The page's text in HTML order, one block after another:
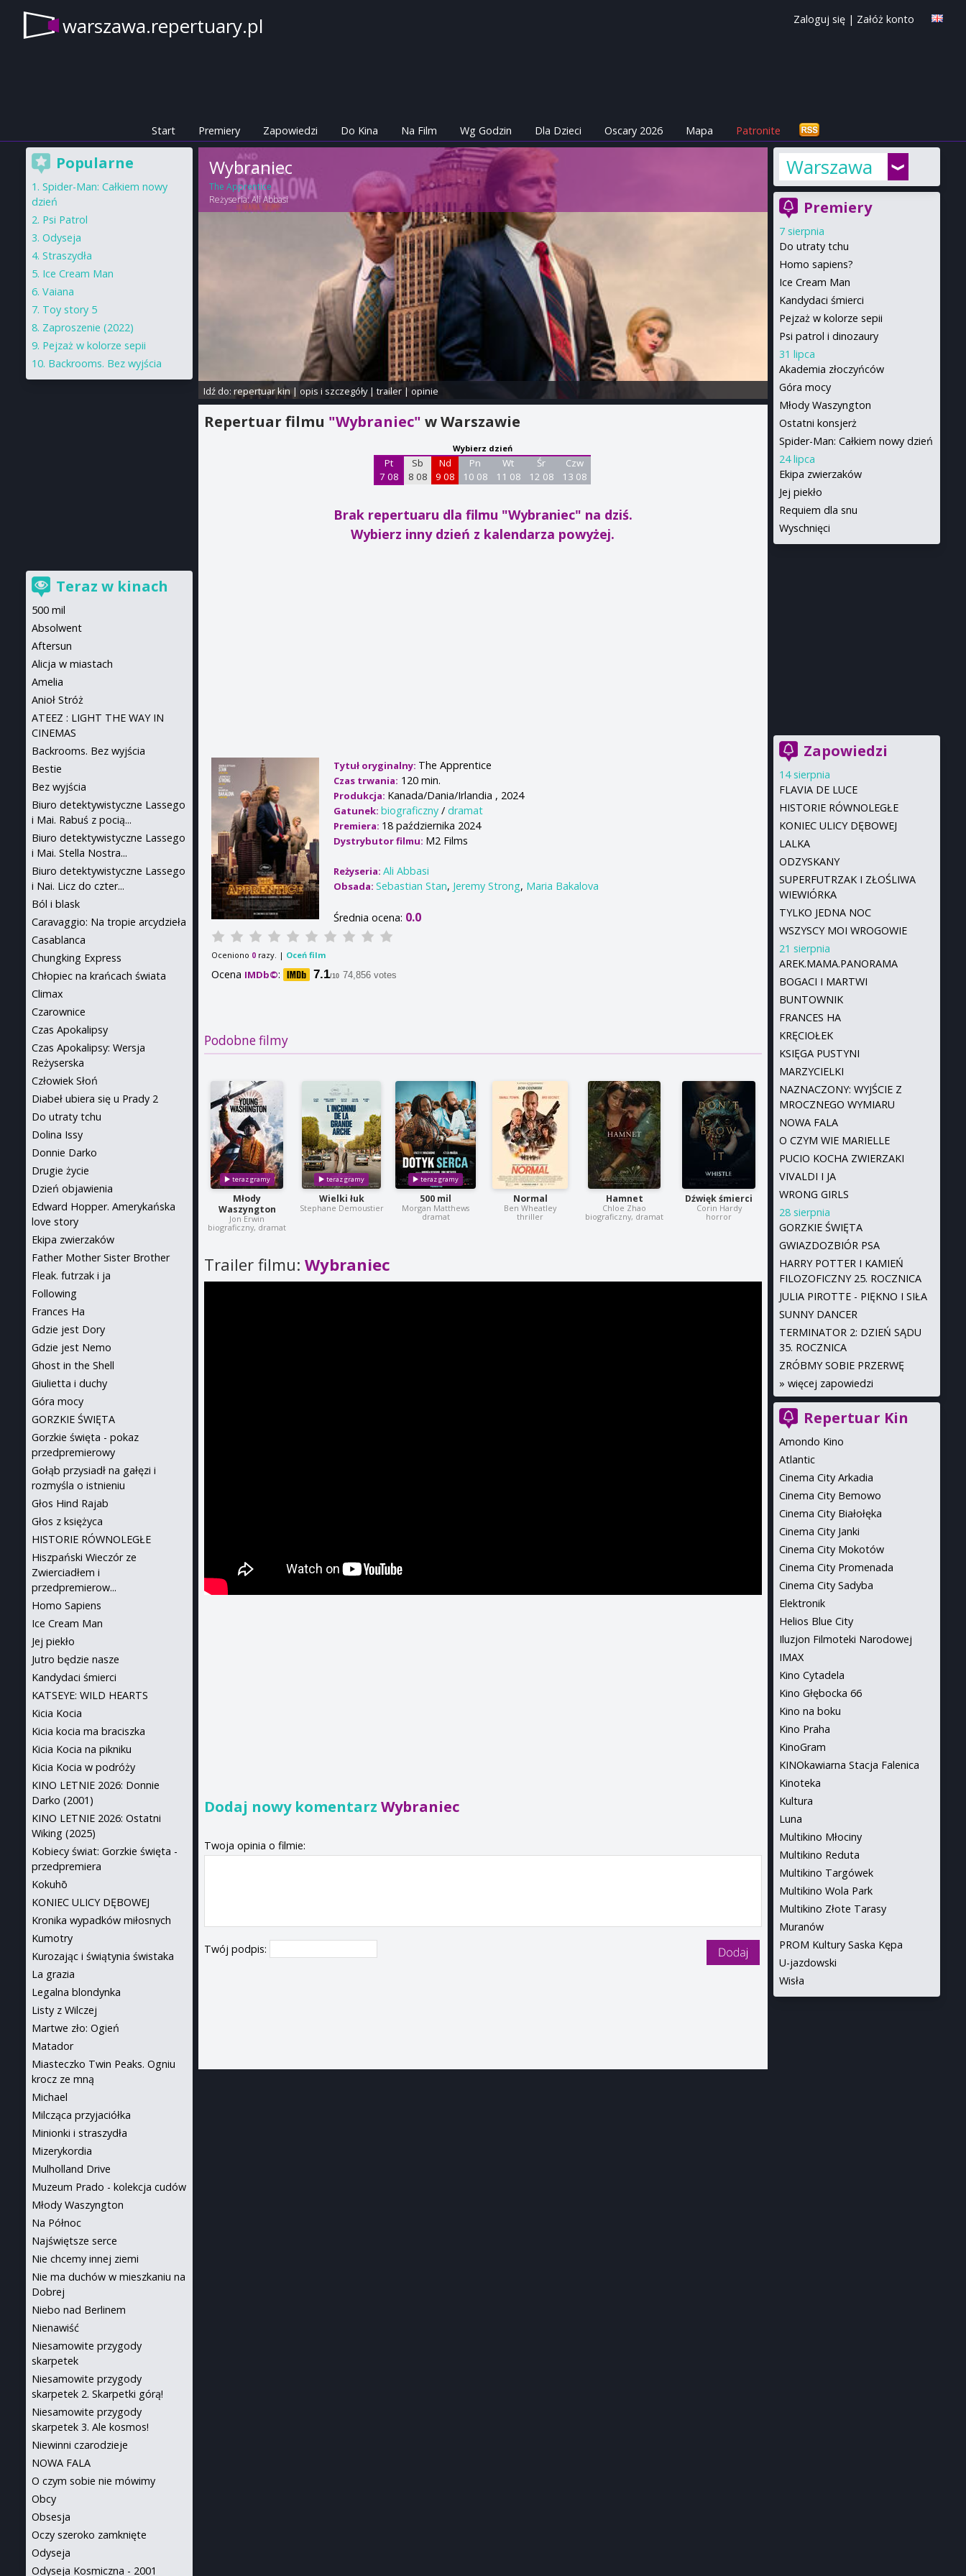
warszawa.repertuary.pl Zaloguj się | Załóż konto
Start Premiery Zapowiedzi Do Kina Na Film Wg Godzin Dla Dzieci Oscary 2026 Mapa Patronite
Wybraniec
The Apprentice
Reżyseria:Ali Abbasi
Idź do: repertuar kin | opis i szczegóły| trailer| opinie
Repertuar filmu "Wybraniec"w Warszawie
Wybierz dzień
Pt
7 08
Sb
8 08
Nd
9 08
Pn
10 08
Wt
11 08
Śr
12 08
Czw
13 08
Brak repertuaru dla filmu "Wybraniec" na dziś.
Wybierz inny dzień z kalendarza powyżej.
Tytuł oryginalny: The Apprentice
Czas trwania: 120 min.
Produkcja: Kanada/Dania/Irlandia , 2024
Gatunek:biograficzny /dramat
Premiera: 18 października 2024
Dystrybutor filmu: M2 Films
Reżyseria:Ali Abbasi
Obsada:Sebastian Stan, Jeremy Strong, Maria Bakalova
Średnia ocena: 0.0
Oceniono 0 razy. | Oceń film
Ocena IMDb©: 7.1/10 74,856 votes
Podobne filmy
Młody
Waszyngton
Jon Erwin
biograficzny, dramat
Wielki łuk
Stephane Demoustier
500 mil
Morgan Matthews
dramat
Normal
Ben Wheatley
thriller
Hamnet
Chloe Zhao
biograficzny, dramat
Dźwięk śmierci
Corin Hardy
horror
Trailer filmu:Wybraniec
Dodaj nowy komentarzWybraniec
Twoja opinia o filmie:
Twój podpis:
Warszawa
Premiery
7 sierpnia
Do utraty tchu
Homo sapiens?
Ice Cream Man
Kandydaci śmierci
Pejzaż w kolorze sepii
Psi patrol i dinozaury
31 lipca
Akademia złoczyńców
Góra mocy
Młody Waszyngton
Ostatni konsjerż
Spider-Man: Całkiem nowy dzień
24 lipca
Ekipa zwierzaków
Jej piekło
Requiem dla snu
Wyschnięci
Zapowiedzi
14 sierpnia
FLAVIA DE LUCE
HISTORIE RÓWNOLEGŁE
KONIEC ULICY DĘBOWEJ
LALKA
ODZYSKANY
SUPERFUTRZAK I ZŁOŚLIWA
WIEWIÓRKA
TYLKO JEDNA NOC
WSZYSCY MOI WROGOWIE
21 sierpnia
AREK.MAMA.PANORAMA
BOGACI I MARTWI
BUNTOWNIK
FRANCES HA
KRĘCIOŁEK
KSIĘGA PUSTYNI
MARZYCIELKI
NAZNACZONY: WYJŚCIE Z
MROCZNEGO WYMIARU
NOWA FALA
O CZYM WIE MARIELLE
PUCIO KOCHA ZWIERZAKI
VIVALDI I JA
WRONG GIRLS
28 sierpnia
GORZKIE ŚWIĘTA
GWIAZDOZBIÓR PSA
HARRY POTTER I KAMIEŃ
FILOZOFICZNY 25. ROCZNICA
JULIA PIROTTE - PIĘKNO I SIŁA
SUNNY DANCER
TERMINATOR 2: DZIEŃ SĄDU
35. ROCZNICA
ZRÓBMY SOBIE PRZERWĘ
» więcej zapowiedzi
Repertuar Kin
Amondo Kino
Atlantic
Cinema City Arkadia
Cinema City Bemowo
Cinema City Białołęka
Cinema City Janki
Cinema City Mokotów
Cinema City Promenada
Cinema City Sadyba
Elektronik
Helios Blue City
Iluzjon Filmoteki Narodowej
IMAX
Kino Cytadela
Kino Głębocka 66
Kino na boku
Kino Praha
KinoGram
KINOkawiarna Stacja Falenica
Kinoteka
Kultura
Luna
Multikino Młociny
Multikino Reduta
Multikino Targówek
Multikino Wola Park
Multikino Złote Tarasy
Muranów
PROM Kultury Saska Kępa
U-jazdowski
Wisła
Popularne
Spider-Man: Całkiem nowy
dzień
Psi Patrol
Odyseja
Straszydła
Ice Cream Man
Vaiana
Toy story 5
Zaproszenie (2022)
Pejzaż w kolorze sepii
Backrooms. Bez wyjścia
Teraz w kinach
500 mil
Absolwent
Aftersun
Alicja w miastach
Amelia
Anioł Stróż
ATEEZ : LIGHT THE WAY IN
CINEMAS
Backrooms. Bez wyjścia
Bestie
Bez wyjścia
Biuro detektywistyczne Lassego
i Mai. Rabuś z pocią...
Biuro detektywistyczne Lassego
i Mai. Stella Nostra...
Biuro detektywistyczne Lassego
i Nai. Licz do czter...
Ból i blask
Caravaggio: Na tropie arcydzieła
Casablanca
Chungking Express
Chłopiec na krańcach świata
Climax
Czarownice
Czas Apokalipsy
Czas Apokalipsy: Wersja
Reżyserska
Człowiek Słoń
Diabeł ubiera się u Prady 2
Do utraty tchu
Dolina Issy
Donnie Darko
Drugie życie
Dzień objawienia
Edward Hopper. Amerykańska
love story
Ekipa zwierzaków
Father Mother Sister Brother
Fleak. futrzak i ja
Following
Frances Ha
Gdzie jest Dory
Gdzie jest Nemo
Ghost in the Shell
Giulietta i duchy
Góra mocy
GORZKIE ŚWIĘTA
Gorzkie święta - pokaz
przedpremierowy
Gołąb przysiadł na gałęzi i
rozmyśla o istnieniu
Głos Hind Rajab
Głos z księżyca
HISTORIE RÓWNOLEGŁE
Hiszpański Wieczór ze
Zwierciadłem i
przedpremierow...
Homo Sapiens
Ice Cream Man
Jej piekło
Jutro będzie nasze
Kandydaci śmierci
KATSEYE: WILD HEARTS
Kicia Kocia
Kicia kocia ma braciszka
Kicia Kocia na pikniku
Kicia Kocia w podróży
KINO LETNIE 2026: Donnie
Darko (2001)
KINO LETNIE 2026: Ostatni
Wiking (2025)
Kobiecy świat: Gorzkie święta -
przedpremiera
Kokuhō
KONIEC ULICY DĘBOWEJ
Kronika wypadków miłosnych
Kumotry
Kurozając i świątynia świstaka
La grazia
Legalna blondynka
Listy z Wilczej
Martwe zło: Ogień
Matador
Miasteczko Twin Peaks. Ogniu
krocz ze mną
Michael
Milcząca przyjaciółka
Minionki i straszydła
Mizerykordia
Mulholland Drive
Muzeum Prado - kolekcja cudów
Młody Waszyngton
Na Północ
Najświętsze serce
Nie chcemy innej ziemi
Nie ma duchów w mieszkaniu na
Dobrej
Niebo nad Berlinem
Nienawiść
Niesamowite przygody
skarpetek
Niesamowite przygody
skarpetek 2. Skarpetki górą!
Niesamowite przygody
skarpetek 3. Ale kosmos!
Niewinni czarodzieje
NOWA FALA
O czym sobie nie mówimy
Obcy
Obsesja
Oczy szeroko zamknięte
Odyseja
Odyseja Kosmiczna - 2001